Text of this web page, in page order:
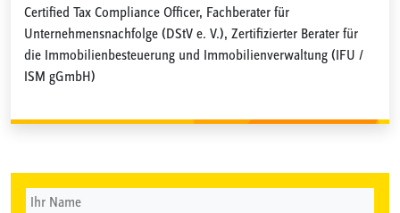
Certified Tax Compliance Officer, Fachberater für
Unternehmensnachfolge (DStV e. V.), Zertifizierter Berater für
die Immobilienbesteuerung und Immobilienverwaltung (IFU /
ISM gGmbH)